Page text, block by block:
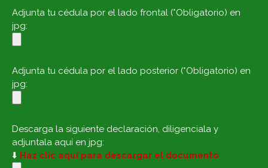
Adjunta tu cédula por el lado frontal (*Obligatorio) en
jpg:
Adjunta tu cédula por el lado posterior (*Obligatorio) en
jpg:
Descarga la siguiente declaración, diligenciala y
adjuntala aquí en jpg:
⬇️ Haz clic aquí para descargar el documento